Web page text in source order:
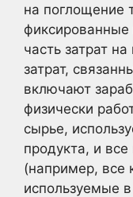
на поглощение
часть затрат
затрат,
включают
физически
сырье,
продукта, и
(например, все
используемые